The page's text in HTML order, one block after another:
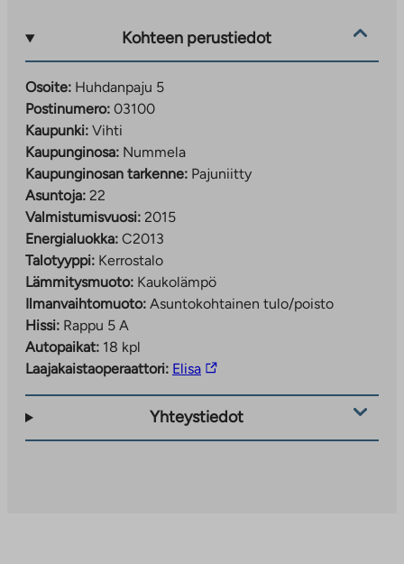
Kohteen perustiedot
Osoite: Huhdanpaju 5
Postinumero: 03100
Kaupunki: Vihti
Kaupunginosa: Nummela
Kaupunginosan tarkenne: Pajuniitty
Asuntoja: 22
Valmistumisvuosi: 2015
Energialuokka: C2013
Talotyyppi: Kerrostalo
Lämmitysmuoto: Kaukolämpö
Ilmanvaihtomuoto: Asuntokohtainen tulo/poisto
Hissi: Rappu 5 A
Autopaikat: 18 kpl
Laajakaistaoperaattori: ElisaLinkki
ulkopuoliseen
Yhteystiedot